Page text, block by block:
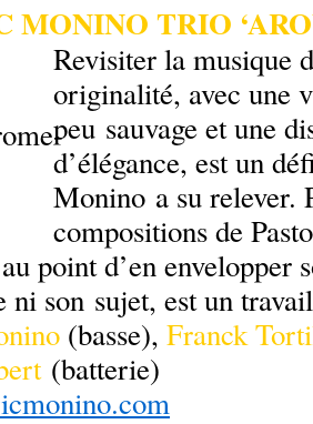
MONINO TRIO
Revisiter la musique
originalité, avec une
peu sauvage et une
d’élégance, est un
Monino a su relever.
compositions de
point d’en envelopper
ni son sujet, est un
(basse), Franck
(batterie)